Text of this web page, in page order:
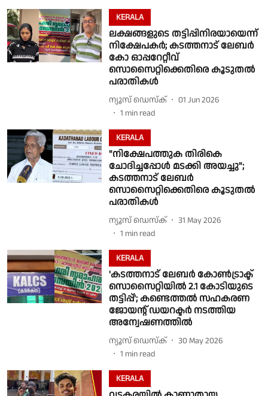
KERALA
ലക്ഷങ്ങളുടെ തട്ടിപ്പിനിരയായെന്ന്
നിക്ഷേപകർ; കടത്തനാട് ലേബർ
കോ ഓപ്പറേറ്റീവ്
സൊസൈറ്റിക്കെതിരെ കൂടുതൽ
പരാതികൾ
ന്യൂസ് ഡെസ്ക്
01 Jun 2026
1 min read
KERALA
"നിക്ഷേപത്തുക തിരികെ
ചോദിച്ചപ്പോൾ മടക്കി അയച്ചു";
കടത്തനാട് ലേബർ
സൊസൈറ്റിക്കെതിരെ കൂടുതൽ
പരാതികൾ
ന്യൂസ് ഡെസ്ക്
31 May 2026
1 min read
KERALA
'കടത്തനാട് ലേബർ കോൺട്രാക്ട്
സൊസൈറ്റിയിൽ 2.1 കോടിയുടെ
തട്ടിപ്പ്'; കണ്ടെത്തൽ സഹകരണ
ജോയൻ്റ് ഡയറക്ടർ നടത്തിയ
അന്വേഷണത്തിൽ
ന്യൂസ് ഡെസ്ക്
30 May 2026
1 min read
KERALA